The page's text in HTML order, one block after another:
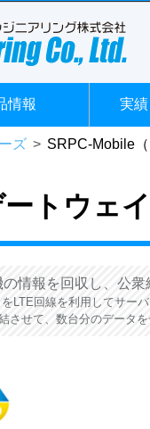
情報 実
ズ SRPC-Mobile
ートウェ
情報を回収し、公衆
LTE回線を利用してサー
させて、数台分のデータ